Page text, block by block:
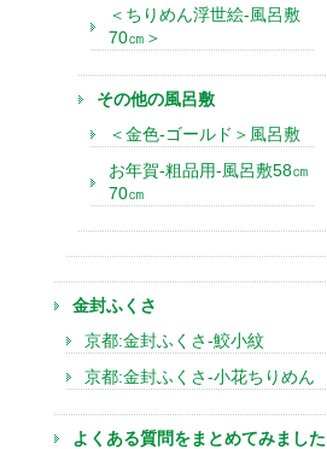
＜ちりめん浮世絵-風呂敷
70㎝＞
その他の風呂敷
＜金色-ゴールド＞風呂敷
お年賀-粗品用-風呂敷58㎝
70㎝
金封ふくさ
京都:金封ふくさ-鮫小紋
京都:金封ふくさ-小花ちりめん
よくある質問をまとめてみました